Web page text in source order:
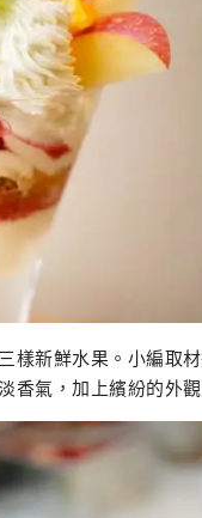
樣新鮮水果。小編取
香氣，加上繽紛的外